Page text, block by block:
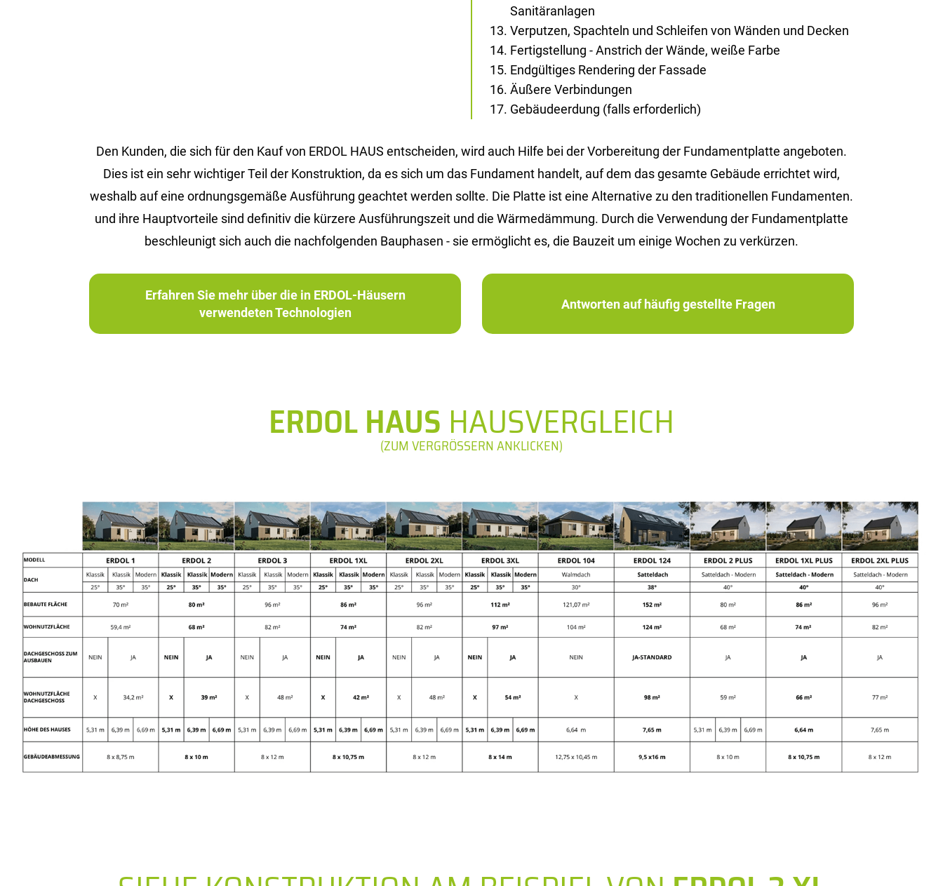
Sanitäranlagen
Verputzen, Spachteln und Schleifen von Wänden und Decken
Fertigstellung - Anstrich der Wände, weiße Farbe
Endgültiges Rendering der Fassade
Äußere Verbindungen
Gebäudeerdung (falls erforderlich)
Den Kun­den, die sich für den Kauf von ERDOL HAUS ent­schei­den, wird auch Hilfe bei der Vor­be­rei­tung der Fun­da­ment­plat­te an­ge­bo­ten.
Dies ist ein sehr wich­ti­ger Teil der Kon­struk­ti­on, da es sich um das Fun­da­ment han­delt, auf dem das ge­sam­te Ge­bäu­de er­rich­tet wird,
wes­halb auf eine ord­nungs­ge­mä­ße Aus­füh­rung ge­ach­tet wer­den soll­te. Die Plat­te ist eine Al­ter­na­ti­ve zu den tra­di­tio­nel­len Fun­da­men­ten.
und ihre Haupt­vor­tei­le sind de­fi­ni­tiv die kür­ze­re Aus­füh­rungs­zeit und die Wär­me­däm­mung. Durch die Ver­wen­dung der Fun­da­ment­plat­te
be­schleu­nigt sich auch die nach­fol­gen­den Bau­pha­sen - sie er­mög­licht es, die Bau­zeit um ei­ni­ge Wo­chen zu ver­kür­zen.
Erfahren Sie mehr über die in ERDOL-Häusern
verwendeten Technologien
Antworten auf häufig gestellte Fragen
ERDOL HAUS HAUSVERGLEICH
(ZUM VERGRÖSSERN ANKLICKEN)